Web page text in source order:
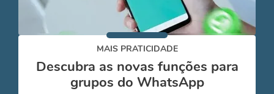
MAIS PRATICIDADE
Descubra as novas funções para
grupos do WhatsApp